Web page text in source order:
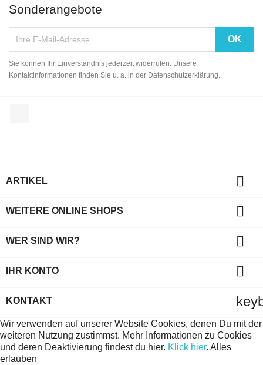
Sonderangebote
Sie können Ihr Einverständnis jederzeit widerrufen. Unsere
Kontaktinformationen finden Sie u. a. in der Datenschutzerklärung.
ARTIKEL 
WEITERE ONLINE SHOPS 
WER SIND WIR? 
IHR KONTO 
KONTAKT
Wir verwenden auf unserer Website Cookies, denen Du mit der
weiteren Nutzung zustimmst. Mehr Informationen zu Cookies
und deren Deaktivierung findest du hier. Klick hier. Alles
erlauben